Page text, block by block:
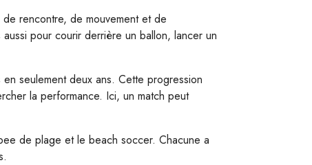
rencontre, de mouvement et de
pour courir derrière un ballon, lancer un
seulement deux ans. Cette progression
la performance. Ici, un match peut
de plage et le beach soccer. Chacune a